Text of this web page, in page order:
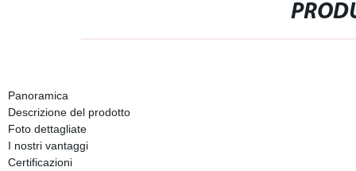
Panoramica
Descrizione del prodotto
Foto dettagliate
I nostri vantaggi
Certificazioni